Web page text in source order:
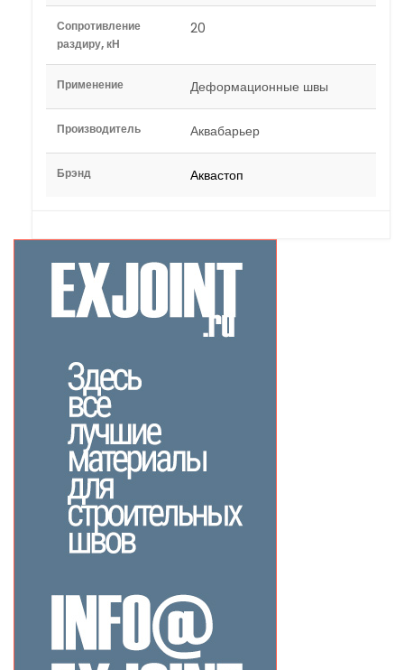
Сопротивление
раздиру, кН
20
Применение Деформационные швы
Производитель Аквабарьер
Брэнд Аквастоп